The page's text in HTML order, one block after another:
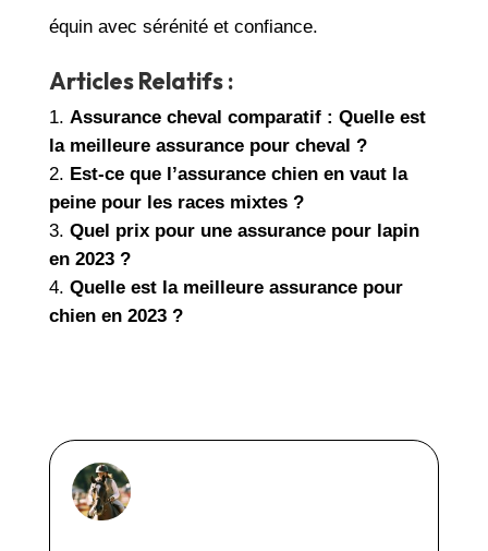
équin avec sérénité et confiance.
Articles Relatifs :
Assurance cheval comparatif : Quelle est
la meilleure assurance pour cheval ?
Est-ce que l’assurance chien en vaut la
peine pour les races mixtes ?
Quel prix pour une assurance pour lapin
en 2023 ?
Quelle est la meilleure assurance pour
chien en 2023 ?